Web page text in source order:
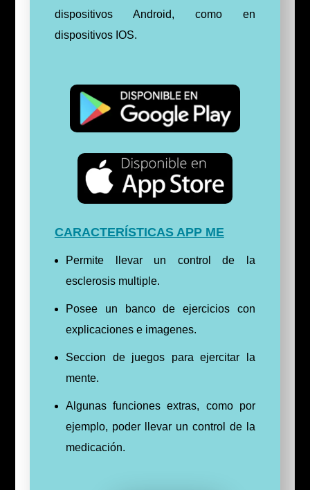
dispositivos Android, como en
dispositivos IOS.
CARACTERÍSTICAS APP ME
Permite llevar un control de la
esclerosis multiple.
Posee un banco de ejercicios con
explicaciones e imagenes.
Seccion de juegos para ejercitar la
mente.
Algunas funciones extras, como por
ejemplo, poder llevar un control de la
medicación.